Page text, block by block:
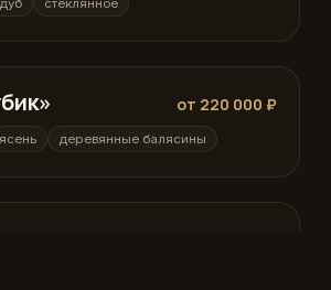
дуб стеклянное
от 220 000 ₽
ясень деревянные балясины